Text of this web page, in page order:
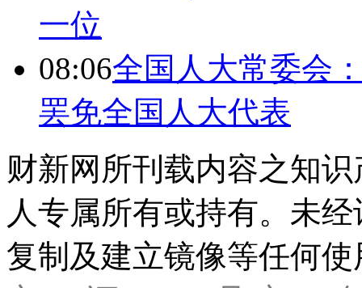
一位
08:06全国人大常委会
罢免全国人大代表
财新网所刊载内容之知
人专属所有或持有。未
复制及建立镜像等任何使